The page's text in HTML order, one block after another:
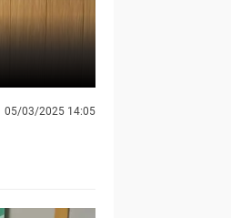
05/03/2025 14:05